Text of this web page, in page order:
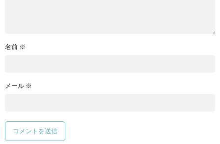
名前 ※
メール ※